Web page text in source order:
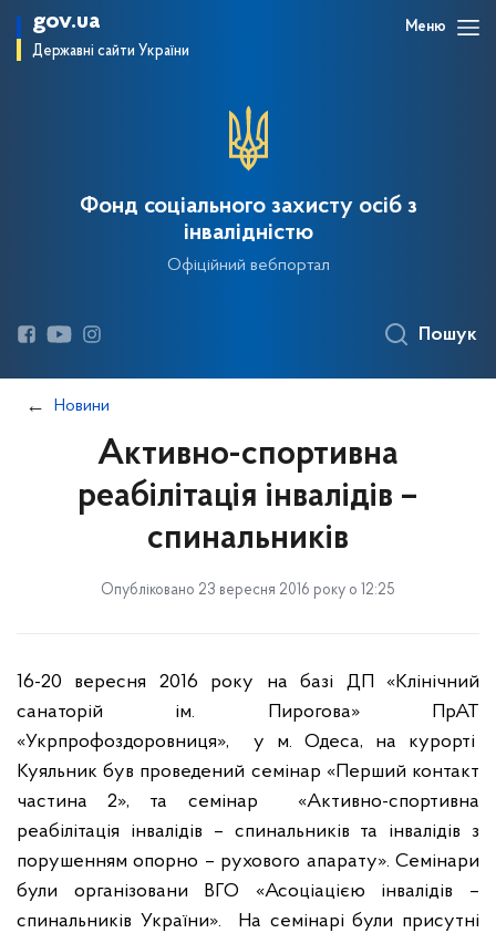
gov.ua
Державні сайти України
Меню
Фонд соціального захисту осіб з
інвалідністю
Офіційний вебпортал
Пошук
Новини
Активно-спортивна
реабілітація інвалідів –
спинальників
Опубліковано 23 вересня 2016 року о 12:25
16-20 вересня 2016 року на базі ДП «Клінічний
санаторій ім. Пирогова» ПрАТ
«Укрпрофоздоровниця»,
у м. Одеса, на курорті
Куяльник був проведений семінар «Перший контакт
частина 2», та семінар
«Активно-спортивна
реабілітація інвалідів – спинальників та інвалідів з
порушенням опорно – рухового апарату». Семінари
були організовани ВГО «Асоціацією інвалідів –
спинальників України».
На семінарі були присутні